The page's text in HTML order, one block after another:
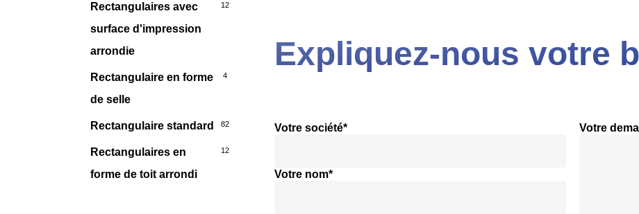
Rectangulaires avec
surface d'impression
arrondie
12
Rectangulaire en forme
de selle
4
Rectangulaire standard 82
Rectangulaires en
forme de toit arrondi
12
Expliquez-nous votre
Votre société*
Votre nom*
Votre